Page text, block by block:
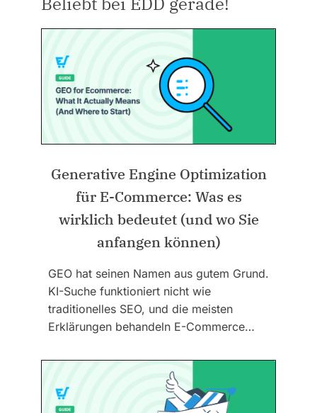
Generative Engine Optimization
für E-Commerce: Was es
wirklich bedeutet (und wo Sie
anfangen können)
GEO hat seinen Namen aus gutem Grund.
KI-Suche funktioniert nicht wie
traditionelles SEO, und die meisten
Erklärungen behandeln E-Commerce…